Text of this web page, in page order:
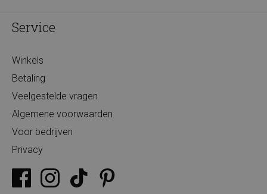
Service
Winkels
Betaling
Veelgestelde vragen
Algemene voorwaarden
Voor bedrijven
Privacy